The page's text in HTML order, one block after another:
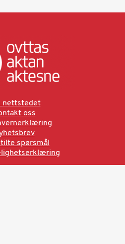
nettstedet
oss
spørsmål